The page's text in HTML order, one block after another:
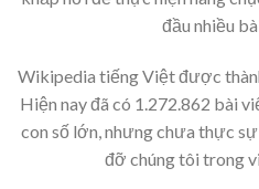
đầu nhiều
Wikipedia tiếng Việt được
Hiện nay đã có 1.272.862 bài
con số lớn, nhưng chưa thực
đỡ chúng tôi trong